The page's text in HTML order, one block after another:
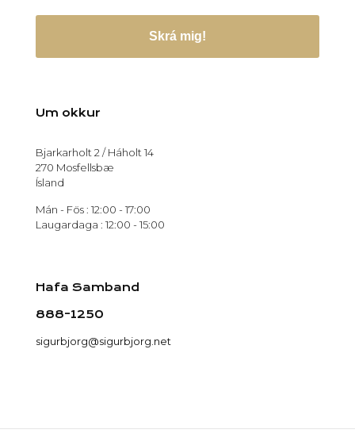
Skrá mig!
Um okkur
Bjarkarholt 2 / Háholt 14
270 Mosfellsbæ
Ísland
Mán - Fös : 12:00 - 17:00
Laugardaga : 12:00 - 15:00
Hafa Samband
888-1250
sigurbjorg@sigurbjorg.net